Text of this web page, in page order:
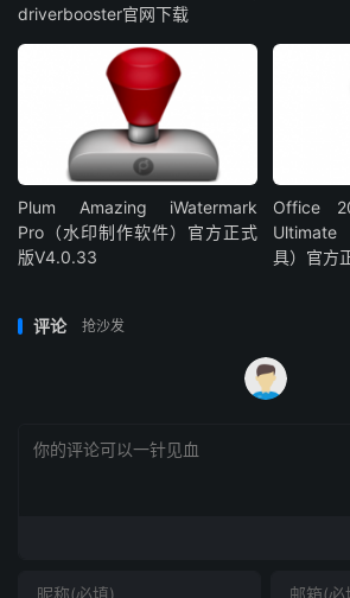
driverbooster官网下载
Plum Amazing iWatermark
Pro（水印制作软件）官方正式
版V4.0.33
Office
Ultimate
具）官方
评论 抢沙发